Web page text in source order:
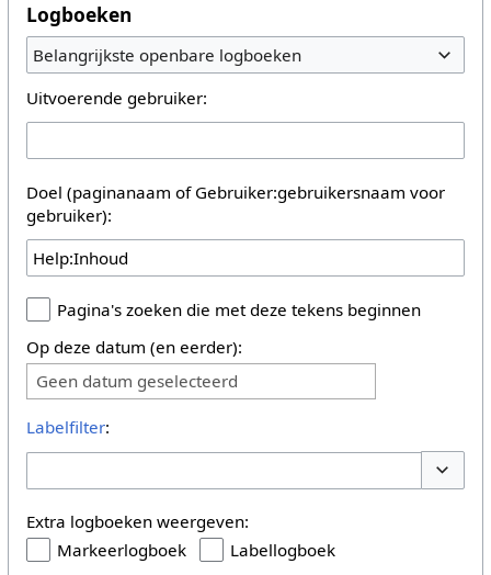
Logboeken
Belangrijkste openbare logboeken
Uitvoerende gebruiker:
Doel (paginanaam of Gebruiker:gebruikersnaam voor
gebruiker):
Pagina's zoeken die met deze tekens beginnen
Op deze datum (en eerder):
Geen datum geselecteerd
Labelfilter:
Extra logboeken weergeven:
Markeerlogboek
Labellogboek